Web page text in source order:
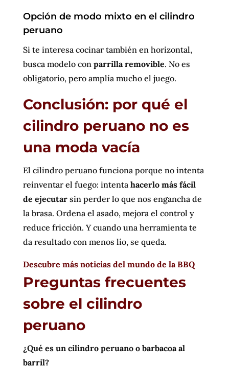
Opción de modo mixto en el cilindro
peruano
Si te interesa cocinar también en horizontal,
busca modelo con parrilla removible. No es
obligatorio, pero amplía mucho el juego.
Conclusión: por qué el
cilindro peruano no es
una moda vacía
El cilindro peruano funciona porque no intenta
reinventar el fuego: intenta hacerlo más fácil
de ejecutarsin perder lo que nos engancha de
la brasa. Ordena el asado, mejora el control y
reduce fricción. Y cuando una herramienta te
da resultado con menos lío, se queda.
Descubre más noticias del mundo de la BBQ
Preguntas frecuentes
sobre el cilindro
peruano
¿Qué es un cilindro peruano o barbacoa al
barril?